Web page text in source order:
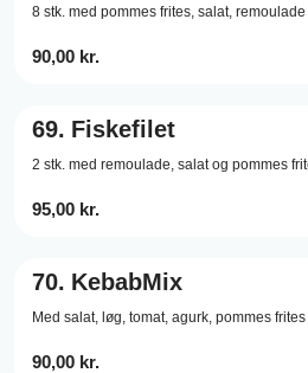
8 stk. med pommes frites, salat,
90,00 kr.
69. Fiskefilet
2 stk. med remoulade, salat og pommes
95,00 kr.
70. KebabMix
Med salat, løg, tomat, agurk, pommes
90,00 kr.